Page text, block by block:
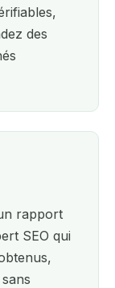
des
rapport
SEO qui